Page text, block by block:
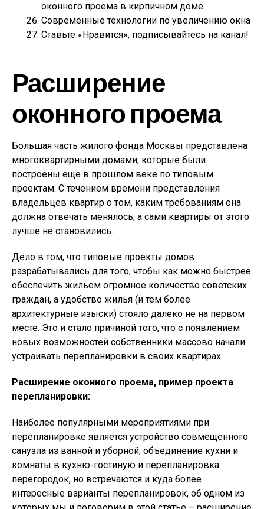
оконного проема в кирпичном доме
Современные технологии по увеличению окна
Ставьте «Нравится», подписывайтесь на канал!
Расширение
оконного проема
Большая часть жилого фонда Москвы представлена
многоквартирными домами, которые были
построены еще в прошлом веке по типовым
проектам. С течением времени представления
владельцев квартир о том, каким требованиям она
должна отвечать менялось, а сами квартиры от этого
лучше не становились.
Дело в том, что типовые проекты домов
разрабатывались для того, чтобы как можно быстрее
обеспечить жильем огромное количество советских
граждан, а удобство жилья (и тем более
архитектурные изыски) стояло далеко не на первом
месте. Это и стало причиной того, что с появлением
новых возможностей собственники массово начали
устраивать перепланировки в своих квартирах.
Расширение оконного проема, пример проекта
перепланировки:
Наиболее популярными мероприятиями при
перепланировке является устройство совмещенного
санузла из ванной и уборной, объединение кухни и
комнаты в кухню-гостиную и перепланировка
перегородок, но встречаются и куда более
интересные варианты перепланировок, об одном из